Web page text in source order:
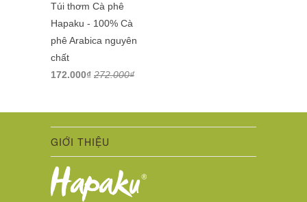
Túi thơm Cà phê
Hapaku - 100% Cà
phê Arabica nguyên
chất
172.000₫ 272.000₫
GIỚI THIỆU